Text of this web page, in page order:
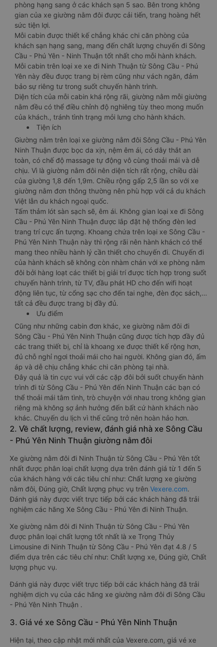
phòng hạng sang ở các khách sạn 5 sao. Bên trong không
gian của xe giường nằm đôi được cải tiến, trang hoàng hết
sức tiện lợi.
Mỗi cabin được thiết kế chẳng khác chi căn phòng của
khách sạn hạng sang, mang đến chất lượng chuyến đi Sông
Cầu - Phú Yên - Ninh Thuận tốt nhất cho mỗi hành khách.
Mỗi cabin trên loại xe xe đi Ninh Thuận từ Sông Cầu - Phú
Yên này đều được trang bị rèm cũng như vách ngăn, đảm
bảo sự riêng tư trong suốt chuyến hành trình.
Diện tích của mỗi cabin khá rộng rãi, giường nằm mỗi giường
nằm đều có thể điều chỉnh độ nghiêng tùy theo mong muốn
của khách., tránh tình trạng mỏi lưng cho hành khách.
Tiện ích
Giường nằm trên loại xe giường nằm đôi Sông Cầu - Phú Yên
Ninh Thuận được bọc da xịn, nệm êm ái, có dây thắt an
toàn, có chế độ massage tự động vô cùng thoải mái và dễ
chịu. Vì là giường nằm đôi nên diện tích rất rộng, chiều dài
của giường 1,8 đến 1,9m. Chiều rộng gấp 2,5 lần so với xe
giường nằm đơn thông thường nên phù hợp với cả du khách
Việt lẫn du khách ngoại quốc.
Tấm thảm lót sàn sạch sẽ, êm ái. Không gian loại xe đi Sông
Cầu - Phú Yên Ninh Thuận được lắp đặt hệ thống đèn led
trang trí cực ấn tượng. Khoang chứa trên loại xe Sông Cầu -
Phú Yên Ninh Thuận này thì rộng rãi nên hành khách có thể
mang theo nhiều hành lý cần thiết cho chuyến đi. Chuyến đi
của hành khách sẽ không còn nhàm chán với xe phòng nằm
đôi bởi hàng loạt các thiết bị giải trí được tích hợp trong suốt
chuyến hành trình, từ TV, đầu phát HD cho đến wifi hoạt
động liên tục, từ cổng sạc cho đến tai nghe, đèn đọc sách,…
tất cả đều được trang bị đầy đủ.
Ưu điểm
Cũng như những cabin đơn khác, xe giường nằm đôi đi
Sông Cầu - Phú Yên Ninh Thuận cũng được tích hợp đầy đủ
các trang thiết bị, chỉ là khoang xe được thiết kế rộng hơn,
đủ chỗ nghỉ ngơi thoải mái cho hai người. Không gian đó, ấm
áp và dễ chịu chẳng khác chi căn phòng tại nhà.
Đây quả là tin cực vui với các cặp đôi bởi suốt chuyến hành
trình đi từ Sông Cầu - Phú Yên đến Ninh Thuận các bạn có
thể thoải mái tâm tình, trò chuyện với nhau trong không gian
riêng mà không sợ ảnh hưởng đến bất cứ hành khách nào
khác. Chuyến du lịch vì thế cũng trở nên hoàn hảo hơn.
2. Về chất lượng, review, đánh giá nhà xe Sông Cầu
- Phú Yên Ninh Thuận giường nằm đôi
Xe giường nằm đôi đi Ninh Thuận từ Sông Cầu - Phú Yên tốt
nhất được phân loại chất lượng dựa trên đánh giá từ 1 đến 5
của khách hàng với các tiêu chí như: Chất lượng xe giường
nằm đôi, Đúng giờ, Chất lượng phục vụ trên Vexere.com.
Đánh giá này được viết trực tiếp bởi các khách hàng đã trải
nghiệm các hãng Xe Sông Cầu - Phú Yên đi Ninh Thuận.
Xe giường nằm đôi đi Ninh Thuận từ Sông Cầu - Phú Yên
được phân loại chất lượng tốt nhất là xe Trọng Thủy
Limousine đi Ninh Thuận từ Sông Cầu - Phú Yên đạt 4.8 / 5
điểm dựa trên các tiêu chí như: Chất lượng xe, Đúng giờ, Chất
lượng phục vụ.
Đánh giá này được viết trực tiếp bởi các khách hàng đã trải
nghiệm dịch vụ của các hãng xe giường nằm đôi đi Sông Cầu
- Phú Yên Ninh Thuận .
3. Giá vé xe Sông Cầu - Phú Yên Ninh Thuận
Hiện tại, theo cập nhật mới nhất của Vexere.com, giá vé xe